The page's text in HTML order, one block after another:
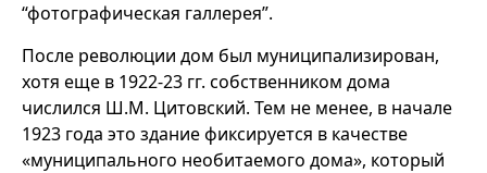
“фотографическая галлерея”.
После революции дом был муниципализирован,
хотя еще в 1922-23 гг. собственником дома
числился Ш.М. Цитовский. Тем не менее, в начале
1923 года это здание фиксируется в качестве
«муниципального необитаемого дома», который